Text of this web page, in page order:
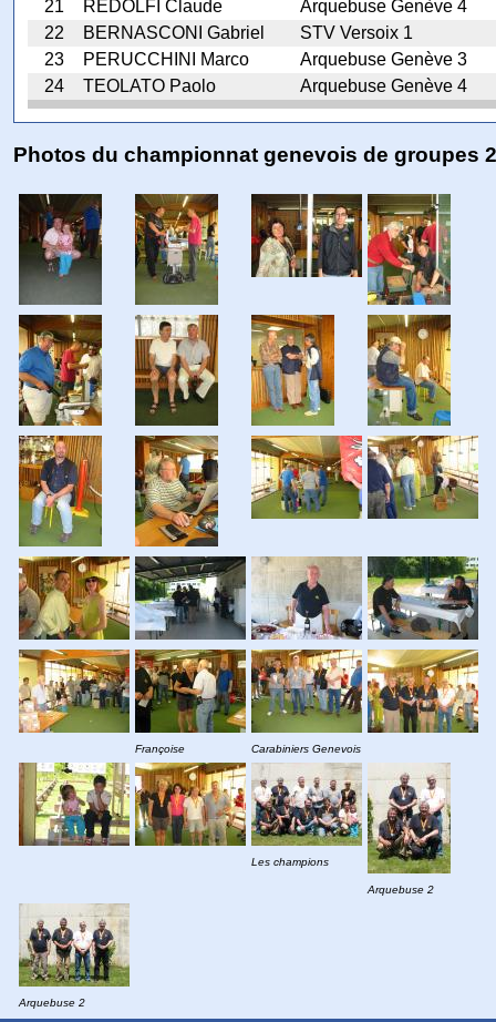
21
REDOLFI Claude
Arquebuse Genève 4
22
BERNASCONI Gabriel
STV Versoix 1
23
PERUCCHINI Marco
Arquebuse Genève 3
24
TEOLATO Paolo Arquebuse Genève 4
Photos du championnat genevois de groupes
Françoise Carabiniers Genevois
Les champions
Arquebuse 2
Arquebuse 2